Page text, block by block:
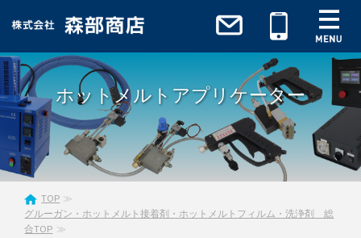
ホットメルトアプリケーター
TOP
グルーガン・ホットメルト接着剤・ホットメルトフィルム・洗浄剤 総
合TOP